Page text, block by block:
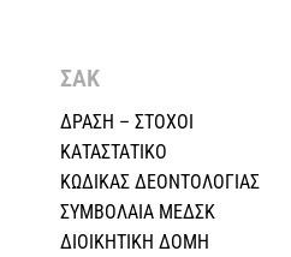
ΣΑΚ
ΔΡΑΣΗ – ΣΤΟΧΟΙ
ΚΑΤΑΣΤΑΤΙΚΟ
ΚΩΔΙΚΑΣ ΔΕΟΝΤΟΛΟΓΙΑΣ
ΣΥΜΒΟΛΑΙΑ ΜΕΔΣΚ
ΔΙΟΙΚΗΤΙΚΗ ΔΟΜΗ